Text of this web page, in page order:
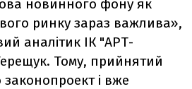
новинного фону як
ринку зараз важлива»,
аналітик ІК "АРТ-
Тому, прийнятий
і вже